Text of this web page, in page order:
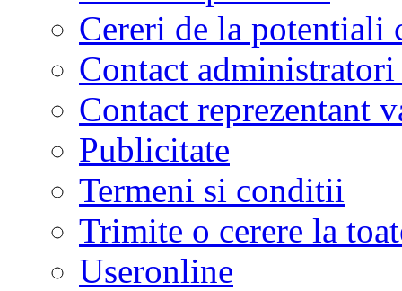
Cereri de la potentiali
Contact
Contact reprezentant
Publicitate
Termeni si conditii
Trimite o cerere la
Useronline